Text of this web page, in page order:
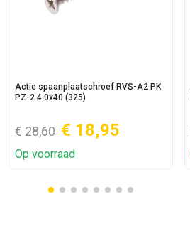
Actie spaanplaatschroef RVS-A2 PK
PZ-2 4.0x40 (325)
€ 28,60 € 18,95
Op voorraad